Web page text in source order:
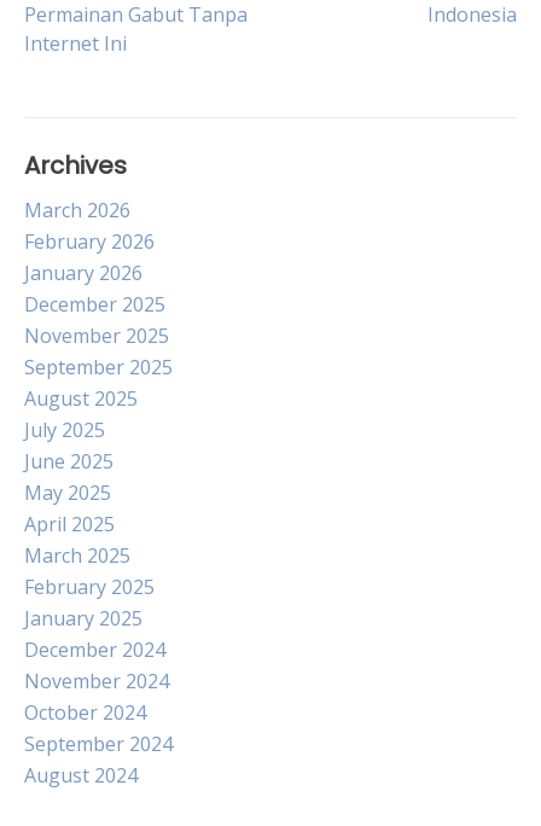
navigation
Permainan Gabut Tanpa
Internet Ini
Indonesia
Archives
March 2026
February 2026
January 2026
December 2025
November 2025
September 2025
August 2025
July 2025
June 2025
May 2025
April 2025
March 2025
February 2025
January 2025
December 2024
November 2024
October 2024
September 2024
August 2024